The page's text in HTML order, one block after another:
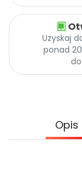
Uzyskaj
ponad
Opis